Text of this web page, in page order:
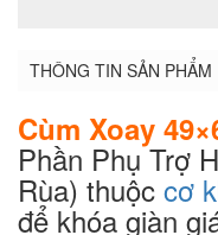
THÔNG TIN SẢN PHẨM
Cùm Xoay
Phần Phụ Trợ
Rùa) thuộc cơ
để khóa giàn